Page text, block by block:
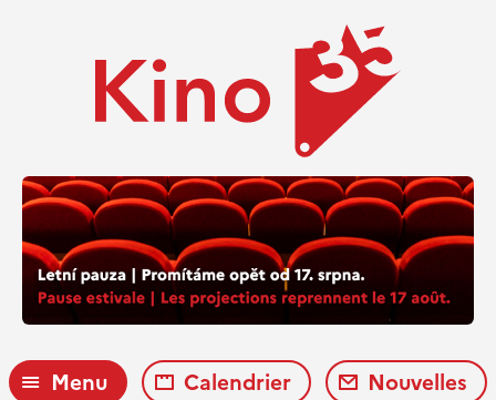
Menu Calendrier Nouvelles